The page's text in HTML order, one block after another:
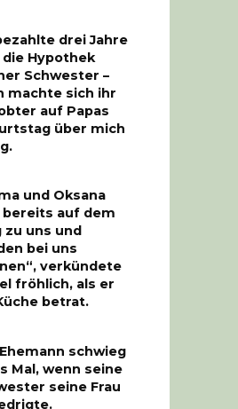
drei Jahre
die Hypothek
Schwester –
machte sich ihr
auf Papas
über mich
und Oksana
bereits auf dem
zu uns und
bei uns
verkündete
fröhlich, als er
betrat.
schwieg
Mal, wenn seine
seine Frau